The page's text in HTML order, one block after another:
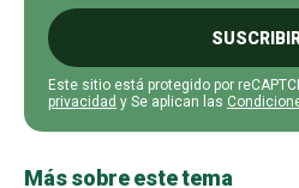
Este sitio está protegido por
privacidad y Se aplican las
Más sobre este tema